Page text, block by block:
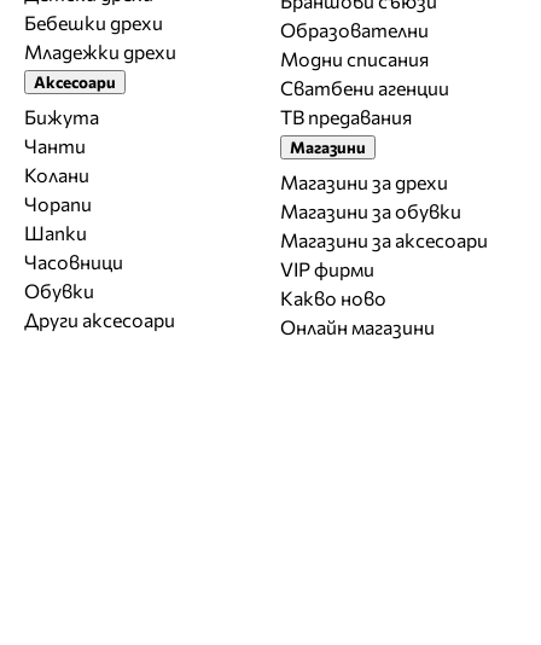
Бебешки дрехи
Младежки дрехи
Аксесоари
Бижута
Чанти
Колани
Чорапи
Шапки
Часовници
Обувки
Други аксесоари
Образователни
Модни списания
Сватбени агенции
ТВ предавания
Магазини
Магазини за дрехи
Магазини за обувки
Магазини за aксесоари
VIP фирми
Какво ново
Онлайн магазини